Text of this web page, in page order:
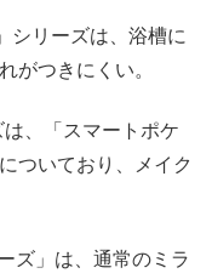
シリーズは、浴槽に
がつきにくい。
、「スマートポケ
ついており、メイク
ズ」は、通常のミラ